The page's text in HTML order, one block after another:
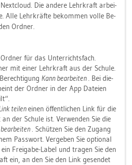
Die an­de­re Lehr­kraft ar­bei­
Alle Lehr­kräf­te be­kom­men volle Be­
Ord­ner.
für das Un­ter­richts­fach.
mit einer Lehr­kraft aus der Schu­le.
Kann be­ar­bei­ten. Bei die­
der Ord­ner in der App Da­tei­en
tei­leneinen öf­fent­li­chen Link für die
der Schu­le ist. Ver­wen­den Sie die
. Schüt­zen Sie den Zu­gang
Pass­wort. Ver­ge­ben Sie op­tio­nal
Frei­ga­be-Label und tra­gen Sie den
ein, an den Sie den Link ge­sen­det